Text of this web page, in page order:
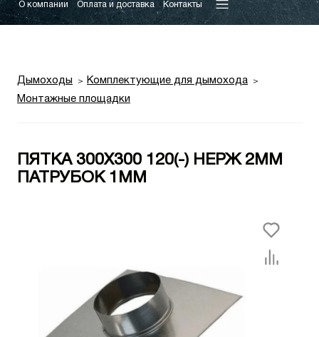
О компании Оплата и доставка Контакты
Дымоходы
Комплектующие для дымохода
Монтажные площадки
ПЯТКА 300Х300 120(-) НЕРЖ 2ММ
ПАТРУБОК 1ММ